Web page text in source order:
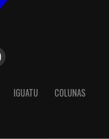
IGUATU
COLUNAS